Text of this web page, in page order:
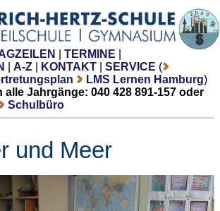
TERMINE
A-Z KONTAKT SERVICE (
LMS Lernen Hamburg)
alle Jahrgänge: 040 428 891-157 oder
Schulbüro
und Meer